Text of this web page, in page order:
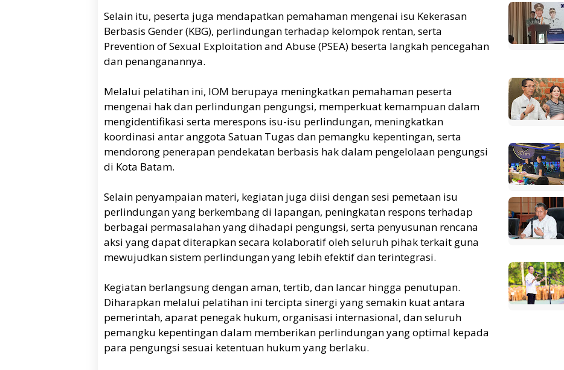
Selain itu, peserta juga mendapatkan pemahaman mengenai isu Kekerasan
Berbasis Gender (KBG), perlindungan terhadap kelompok rentan, serta
Prevention of Sexual Exploitation and Abuse (PSEA) beserta langkah pencegahan
dan penanganannya.
Melalui pelatihan ini, IOM berupaya meningkatkan pemahaman peserta
mengenai hak dan perlindungan pengungsi, memperkuat kemampuan dalam
mengidentifikasi serta merespons isu-isu perlindungan, meningkatkan
koordinasi antar anggota Satuan Tugas dan pemangku kepentingan, serta
mendorong penerapan pendekatan berbasis hak dalam pengelolaan pengungsi
di Kota Batam.
Selain penyampaian materi, kegiatan juga diisi dengan sesi pemetaan isu
perlindungan yang berkembang di lapangan, peningkatan respons terhadap
berbagai permasalahan yang dihadapi pengungsi, serta penyusunan rencana
aksi yang dapat diterapkan secara kolaboratif oleh seluruh pihak terkait guna
mewujudkan sistem perlindungan yang lebih efektif dan terintegrasi.
Kegiatan berlangsung dengan aman, tertib, dan lancar hingga penutupan.
Diharapkan melalui pelatihan ini tercipta sinergi yang semakin kuat antara
pemerintah, aparat penegak hukum, organisasi internasional, dan seluruh
pemangku kepentingan dalam memberikan perlindungan yang optimal kepada
para pengungsi sesuai ketentuan hukum yang berlaku.